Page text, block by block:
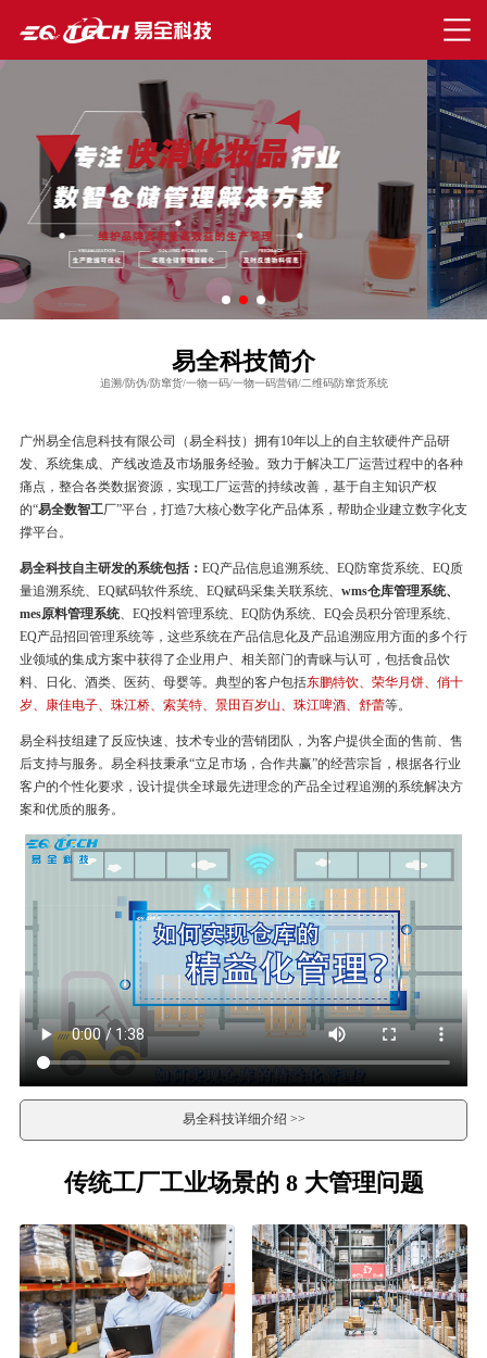
易全科技简介
追溯/防伪/防窜货/一物一码/一物一码营销/二维码防窜货系统
广州易全信息科技有限公司（易全科技）拥有10年以上的自主软硬件产品研
发、系统集成、产线改造及市场服务经验。致力于解决工厂运营过程中的各种
痛点，整合各类数据资源，实现工厂运营的持续改善，基于自主知识产权
的“易全数智工厂”平台，打造7大核心数字化产品体系，帮助企业建立数字化支
撑平台。
易全科技自主研发的系统包括： EQ产品信息追溯系统、EQ防窜货系统、EQ质
量追溯系统、EQ赋码软件系统、EQ赋码采集关联系统、 wms仓库管理系统、
mes原料管理系统、EQ投料管理系统、EQ防伪系统、EQ会员积分管理系统、
EQ产品招回管理系统等，这些系统在产品信息化及产品追溯应用方面的多个行
业领域的集成方案中获得了企业用户、相关部门的青睐与认可，包括食品饮
料、日化、酒类、医药、母婴等。典型的客户包括东鹏特饮、荣华月饼、俏十
岁、康佳电子、珠江桥、索芙特、景田百岁山、珠江啤酒、舒蕾等。
易全科技组建了反应快速、技术专业的营销团队，为客户提供全面的售前、售
后支持与服务。易全科技秉承“立足市场，合作共赢”的经营宗旨，根据各行业
客户的个性化要求，设计提供全球最先进理念的产品全过程追溯的系统解决方
案和优质的服务。
易全科技详细介绍 >>
传统工厂工业场景的 8 大管理问题